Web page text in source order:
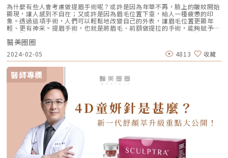
為什麼有些人會考慮做提眉手術呢？或許是因為年華不再，臉上的皺紋開始
顯現，讓人感到不自在；又或許是因為眉毛位置下垂，給人一種疲憊的印
象。透過這項手術，人們可以輕鬆地改變自己的外表，讓眉毛位置更顯年
輕、更有神采。提眉手術，也就是將眉毛、前額做提拉的手術，能夠賦予臉
部外觀更年輕、緊緻。然而，實現理想的手術效果不僅僅取決於醫師的技
術，還需要患者在手術後能嚴格遵守醫師囑咐的事項。這段關鍵期不僅關係
到手術結果的最終呈現，更直接影響整體恢復過程是否順利。小編將探討提
眉手術的恢復期、術前術後須知、疤痕照護，以利讀者更清晰了解提眉手
術。提眉手術前須知事項 蟹足腫或容易形成肥厚疤痕體質的患者應主動告
知醫師。 使用抗凝血藥劑成分藥物的患者應告知醫師，包括定期服用的藥
物。 術前應戒煙戒酒：建議提前停止吸菸和飲酒，尼古丁和酒精會對術後
傷口癒合造成不利影響。 術前避免攝取維生素E、活血性中藥、阿斯匹靈：
以預防術後出血，減輕術後腫脹。 如需全身麻醉，術前8小時內不得進食，
以降低手術麻醉期間患者發生胃食道逆流的風險。 術前去除指甲油：如有
水晶指甲或塗抹指甲油，前一天必須卸除，以確保術中麻醉血氧值的正確測
量。 術前需取下所有飾品：含活動假牙、隱形眼鏡、手錶、戒指、耳環
等，以避免手術中的導電危險。 手術當天不得化妝：有利於觀察手術中是
否有出血情況。 女性應避免在經期、孕期、哺乳期進行手術。提眉手術術
後留意事項 術後的瘀青或腫脹會因每個人體質差異而有不同程度的表現。
通常在一週內會逐漸減輕，使得手術恢復期相對短暫。 術後疤痕的形成，
除了會因為醫師技術和體質差異的影響外，後期的傷口護理也是關鍵之一。
建議使用去疤產品能夠有效淡化疤痕。 注意保持傷口的清潔和妥善照顧，
醫美圈圈
2024-02-05 4813 收藏
醫師專欄